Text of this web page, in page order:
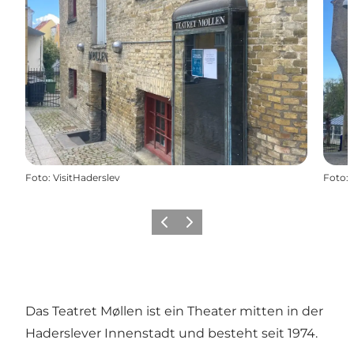
Foto: VisitHaderslev Foto:
ZurückWeiter
Das Teatret Møllen ist ein Theater mitten in der
Haderslever Innenstadt und besteht seit 1974.